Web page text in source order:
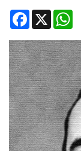
busca
Facebook
X